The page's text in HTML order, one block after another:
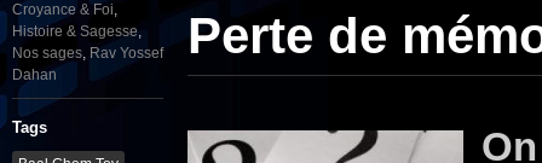
Croyance & Foi,
Histoire & Sagesse,
Nos sages, Rav Yossef
Dahan
Tags
Perte de